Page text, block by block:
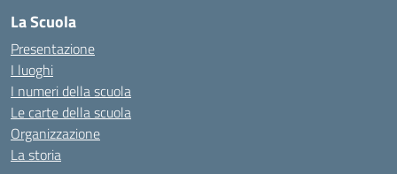
La Scuola
Presentazione
I luoghi
I numeri della scuola
Le carte della scuola
Organizzazione
La storia